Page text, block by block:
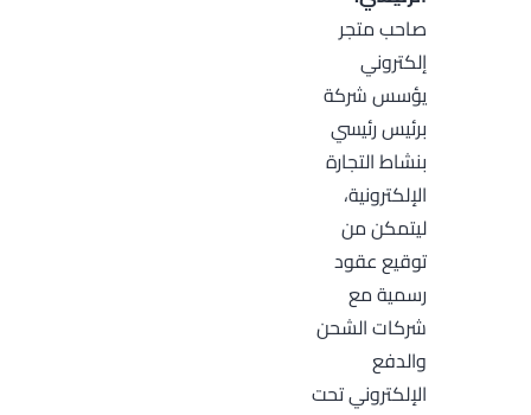
صاحب متجر
إلكتروني
يؤسس شركة
برئيس رئيسي
بنشاط التجارة
الإلكترونية،
ليتمكن من
توقيع عقود
رسمية مع
شركات الشحن
والدفع
الإلكتروني تحت